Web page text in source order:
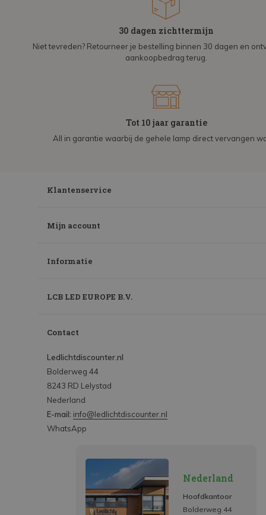
30 dagen zichttermijn
Niet tevreden? Retourneer je bestelling binnen 30 dagen en
aankoopbedrag terug.
Tot 10 jaar garantie
All in garantie waarbij de gehele lamp direct vervangen
Klantenservice
Mijn account
Informatie
LCB LED EUROPE B.V.
Contact
Ledlichtdiscounter.nl
Bolderweg 44
8243 RD Lelystad
Nederland
E-mail: info@ledlichtdiscounter.nl
WhatsApp
Nederland
Hoofdkantoor
Bolderweg 44